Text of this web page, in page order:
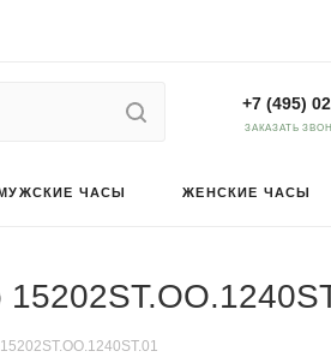
+7 (495)
ЗАКАЗАТЬ
ЧАСЫ ЖЕНСКИЕ ЧАСЫ